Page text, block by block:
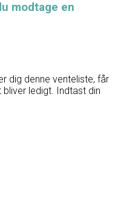
modtage en
dig denne venteliste, får
ledigt. Indtast din